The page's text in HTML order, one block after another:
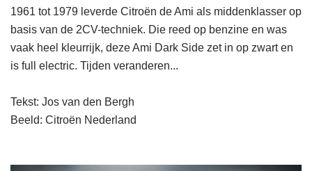
1961 tot 1979 leverde Citroën de Ami als middenklasser op
basis van de 2CV-techniek. Die reed op benzine en was
vaak heel kleurrijk, deze Ami Dark Side zet in op zwart en
is full electric. Tijden veranderen...
Tekst: Jos van den Bergh
Beeld: Citroën Nederland